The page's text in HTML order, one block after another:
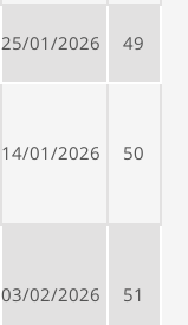
49
25/01/2026
50
14/01/2026
51
03/02/2026